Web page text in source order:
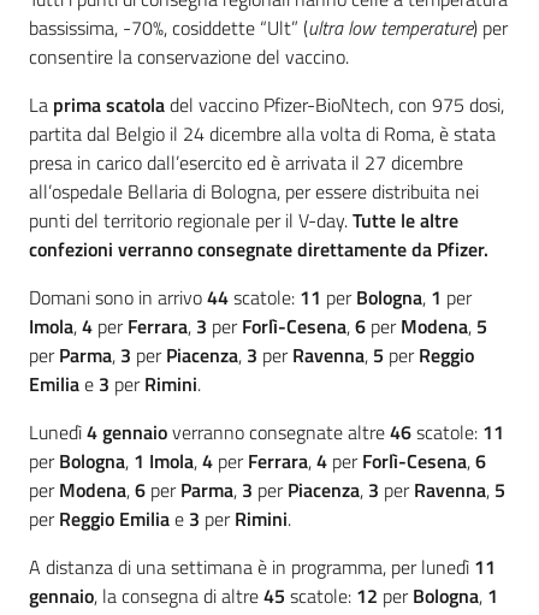
bassissima, -70%, cosiddette “Ult” (ultra low temperature) per
consentire la conservazione del vaccino.
La prima scatoladel vaccino Pfizer-BioNtech, con 975 dosi,
partita dal Belgio il 24 dicembre alla volta di Roma, è stata
presa in carico dall’esercito ed è arrivata il 27 dicembre
all’ospedale Bellaria di Bologna, per essere distribuita nei
punti del territorio regionale per il V-day.Tutte le altre
confezioni verranno consegnate direttamente da Pfizer.
Domani sono in arrivo44scatole: 11 perBologna, 1 per
Imola,4 perFerrara, 3 perForlì-Cesena,6 perModena, 5
perParma, 3 perPiacenza, 3 perRavenna, 5 perReggio
Emiliae 3 perRimini.
Lunedì4 gennaioverranno consegnate altre46scatole: 11
perBologna, 1 Imola,4 perFerrara,4 perForlì-Cesena,6
perModena,6 perParma, 3 perPiacenza, 3 perRavenna, 5
perReggio Emiliae 3 perRimini.
A distanza di una settimana è in programma, per lunedì 11
gennaio, la consegna di altre45 scatole: 12 perBologna, 1